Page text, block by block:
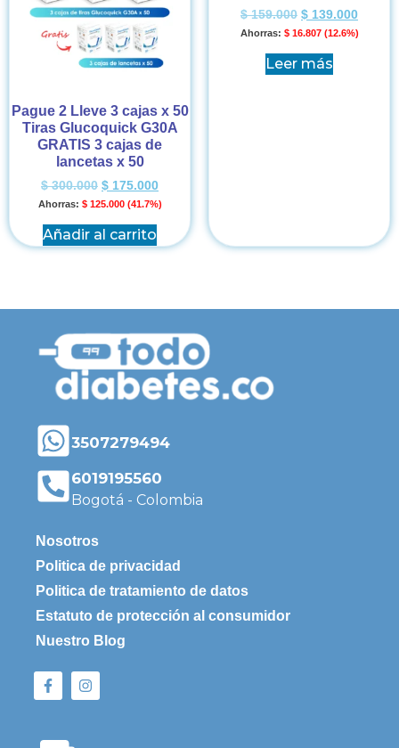
Pague 2 Lleve 3 cajas x 50
Tiras Glucoquick G30A
GRATIS 3 cajas de
lancetas x 50
$300.000 $ 175.000
Ahorras: $125.000 (41.7%)
Añadir al carrito
$159.000 $ 139.000
Ahorras: $16.807 (12.6%)
Leer más
3507279494
6019195560
Bogotá - Colombia
Nosotros
Politica de privacidad
Politica de tratamiento de datos
Estatuto de protección al consumidor
Nuestro Blog